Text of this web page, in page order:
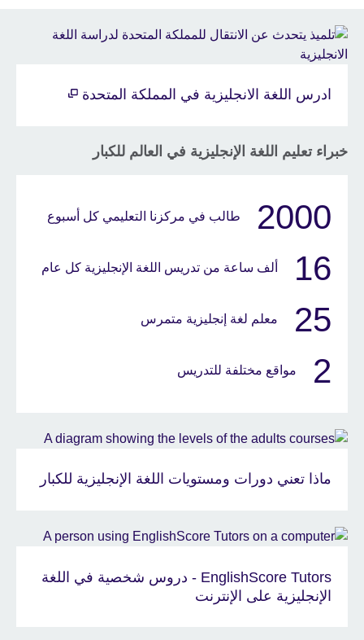
ادرس اللغة الانجليزية في المملكة المتحدة
خبراء تعليم اللغة الإنجليزية في العالم للكبار
2000 طالب في مركزنا التعليمي كل أسبوع
16 ألف ساعة من تدريس اللغة الإنجليزية كل عام
25 معلم لغة إنجليزية متمرس
2 مواقع مختلفة للتدريس
ماذا تعني دورات ومستويات اللغة الإنجليزية للكبار
EnglishScore Tutors - دروس شخصية في اللغة
الإنجليزية على الإنترنت